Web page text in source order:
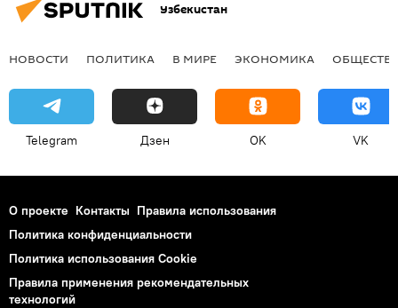
Узбекистан
НОВОСТИ ПОЛИТИКА В МИРЕ ЭКОНОМИКА
Telegram Дзен OK VK
О проекте Контакты Правила использования
Политика конфиденциальности
Политика использования Cookie
Правила применения рекомендательных
технологий